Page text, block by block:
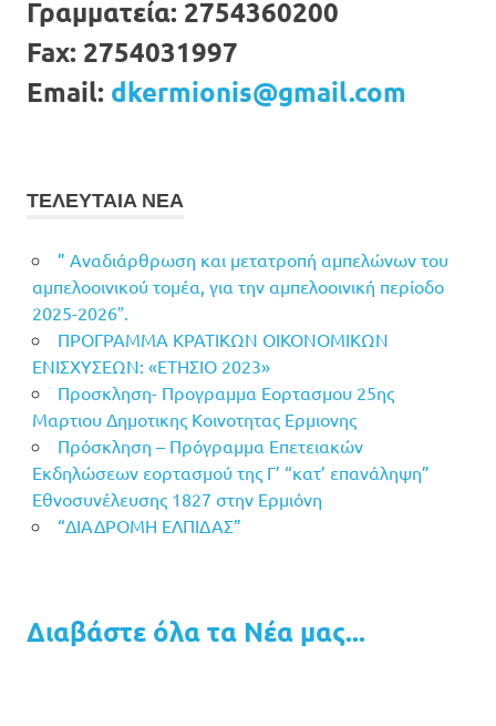
Γραμματεία: 2754360200
Fax: 2754031997
Email: dkermionis@gmail.com
ΤΕΛΕΥΤΑΙΑ ΝΕΑ
” Αναδιάρθρωση και μετατροπή αμπελώνων του
αμπελοοινικού τομέα, για την αμπελοοινική περίοδο
2025-2026″.
ΠΡΟΓΡΑΜΜΑ ΚΡΑΤΙΚΩΝ ΟΙΚΟΝΟΜΙΚΩΝ
ΕΝΙΣΧΥΣΕΩΝ: «ΕΤΗΣΙΟ 2023»
Προσκληση- Προγραμμα Εορτασμου 25ης
Μαρτιου Δημοτικης Κοινοτητας Ερμιονης
Πρόσκληση – Πρόγραμμα Επετειακών
Εκδηλώσεων εορτασμού της Γ’ “κατ’ επανάληψη”
Εθνοσυνέλευσης 1827 στην Ερμιόνη
“ΔΙΑΔΡΟΜΗ ΕΛΠΙΔΑΣ”
Διαβάστε όλα τα Νέα μας...